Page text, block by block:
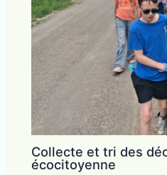
Collecte et tri des
écocitoyenne